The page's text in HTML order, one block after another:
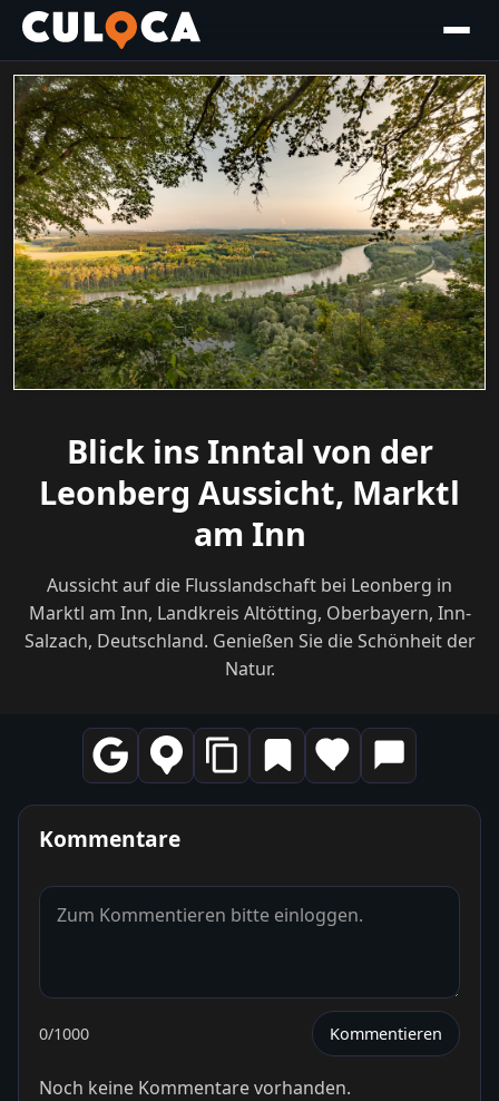
Blick ins Inntal von der
Leonberg Aussicht, Marktl
am Inn
Aussicht auf die Flusslandschaft bei Leonberg in
Marktl am Inn, Landkreis Altötting, Oberbayern, Inn-
Salzach, Deutschland. Genießen Sie die Schönheit der
Natur.
Kommentare
0/1000 Kommentieren
Noch keine Kommentare vorhanden.